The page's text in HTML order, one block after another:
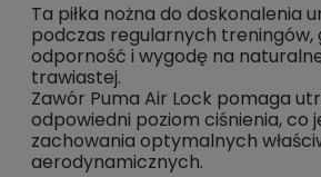
Ta piłka nożna do doskonalenia
podczas regularnych
odporność i wygodę na
trawiastej.
Zawór Puma Air Lock pomaga
odpowiedni poziom ciśnienia, co
zachowania optymalnych
aerodynamicznych.